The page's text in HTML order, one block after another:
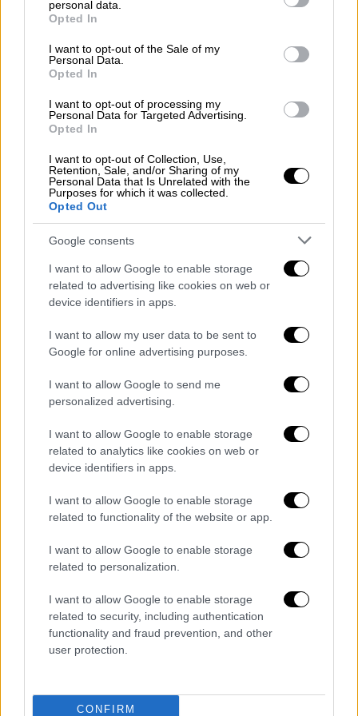
grant or deny consent to Google and its third-party tags to
use your data for below specified purposes in below Google
consent section.
personal data.
Opted In
I want to opt-out of the Sale of my
Personal Data.
Opted In
I want to opt-out of processing my
Personal Data for Targeted Advertising.
Opted In
I want to opt-out of Collection, Use,
Retention, Sale, and/or Sharing of my
Personal Data that Is Unrelated with the
Purposes for which it was collected.
Opted Out
Google consents
I want to allow Google to enable storage
related to advertising like cookies on web or
device identifiers in apps.
I want to allow my user data to be sent to
Google for online advertising purposes.
I want to allow Google to send me
personalized advertising.
I want to allow Google to enable storage
related to analytics like cookies on web or
device identifiers in apps.
I want to allow Google to enable storage
related to functionality of the website or app.
I want to allow Google to enable storage
related to personalization.
I want to allow Google to enable storage
related to security, including authentication
functionality and fraud prevention, and other
user protection.
CONFIRM
ανθρώπινης δραστηριότητας, που μπορεί να
ορισμένων ειδών. Σύμφωνα με την Έκθεση
«WWF Living Planet Report 2020» υπήρξε
μείωση 68% στους πληθυσμούς των
θηλαστικών, των πτηνών, των αμφιβίων, των
ερπετών και των ψαριών συγκριτικά με το
1970.
Μερικοί επιστήμονες υποστηρίζουν ότι
ζούμε την 6η μαζική εξαφάνιση
λογικό σοβαρές είναι και οι επιπτώσεις για
προβλήματα στον πρωτογενή τομέα
παραγωγής (ανάγκες για περισσότερα
έλλειψη καλλιεργήσιμων εδαφών κ.ά.). Τα
οικοσυστήματα είναι τόσο στενά
συνδεδεμένα που οι επιπτώσεις σε ένα
είδος επηρεάζουν τη ζωή σε ολόκληρο τον
η περιβαλλοντική κρίση αποτελεί μία
υπαρξιακή απειλήγια όλους μας, από την
απασχόλησης, λόγω της παγκόσμιας
προσπάθειας για την αντιμετώπισή της.
Κατά τη ΔΟΕ (Διεθνής Οργάνωση Εργασίας,
International Labour Organization, «World
Employment and Social Outlook 2022», «World
Employment and Social Outlook – Greening
with jobs») οι ευκαιρίες για θέσεις εργασίας
το 2035 χωρίζονται σε τρεις κατηγορίες: